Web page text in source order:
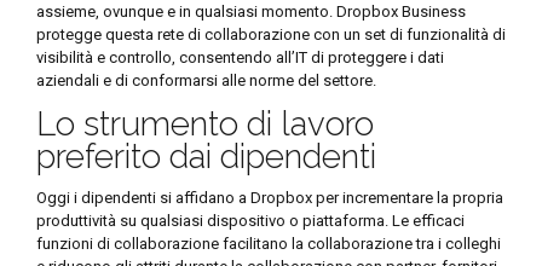
assieme, ovunque e in qualsiasi momento. Dropbox Business
protegge questa rete di collaborazione con un set di funzionalità di
visibilità e controllo, consentendo all’IT di proteggere i dati
aziendali e di conformarsi alle norme del settore.
Lo strumento di lavoro
preferito dai dipendenti
Oggi i dipendenti si affidano a Dropbox per incrementare la propria
produttività su qualsiasi dispositivo o piattaforma. Le efficaci
funzioni di collaborazione facilitano la collaborazione tra i colleghi